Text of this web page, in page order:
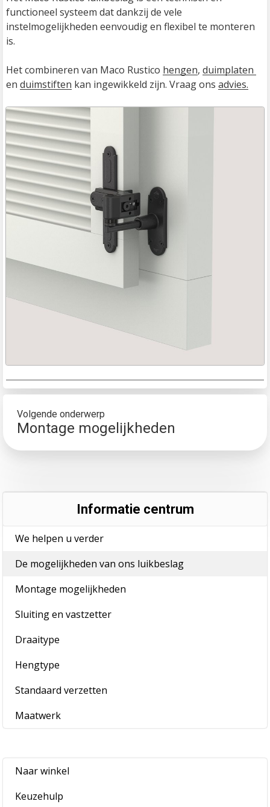
functioneel systeem dat dankzij de vele
instelmogelijkheden eenvoudig en flexibel te monteren
is.
Het combineren van Maco Rustico hengen,
en duimstiften kan ingewikkeld zijn. Vraag ons advies.
Volgende onderwerp
Montage mogelijkheden
Informatie centrum
We helpen u verder
De mogelijkheden van ons luikbeslag
Montage mogelijkheden
Sluiting en vastzetter
Draaitype
Hengtype
Standaard verzetten
Maatwerk
Naar winkel
Keuzehulp